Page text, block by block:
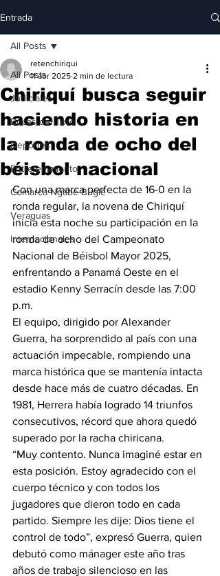
Entrada
All Posts
Judiciales
Bocas del Toro
Deportes
Entretenimiento
Comarca Ngäbe-Buglé
Veraguas
Internacionales
All Posts
Chiriquí busca seguir
haciendo historia en
la ronda de ocho del
béisbol nacional
retenchiriqui
11 abr 2025 2 min de lectura
Con una marca perfecta de 16-0 en la
ronda regular, la novena de Chiriquí
inicia esta noche su participación en la
ronda de ocho del Campeonato
Nacional de Béisbol Mayor 2025,
enfrentando a Panamá Oeste en el
estadio Kenny Serracín desde las 7:00
p.m.
El equipo, dirigido por Alexander
Guerra, ha sorprendido al país con una
actuación impecable, rompiendo una
marca histórica que se mantenía intacta
desde hace más de cuatro décadas. En
1981, Herrera había logrado 14 triunfos
consecutivos, récord que ahora quedó
superado por la racha chiricana.
“Muy contento. Nunca imaginé estar en
esta posición. Estoy agradecido con el
cuerpo técnico y con todos los
jugadores que dieron todo en cada
partido. Siempre les dije: Dios tiene el
control de todo”, expresó Guerra, quien
debutó como mánager este año tras
años de trabajo silencioso en las